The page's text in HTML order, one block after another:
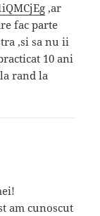
,ar
fac parte
,si sa nu ii
10 ani
rand la
am cunoscut